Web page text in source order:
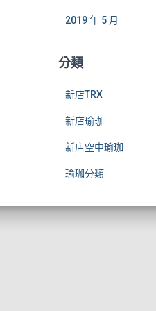
2019 年 5 月
分類
新店TRX
新店瑜珈
新店空中瑜珈
瑜珈分類